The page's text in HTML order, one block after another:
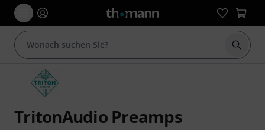
Suche
TritonAudio Preamps